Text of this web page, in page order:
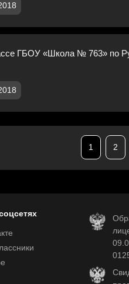
ГБОУ «Школа № 763» по
1 2